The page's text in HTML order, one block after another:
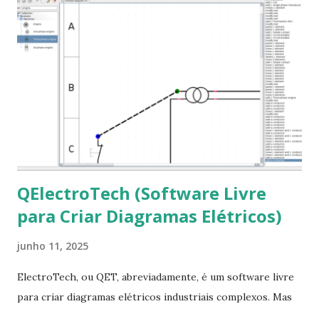
terminal e execute o comando: $ sudo apt-get install ttf-
mscorefonts-installer Leia os termos de uso e avance
clicando em “Ok” Agora aceite os termos de uso clicando
em “Sim” Pronto agora abra o LibreOffice e veja se as
fontes Times New Roman, Arial estão instaladas. Caso
ocorra algum erro ou precisa reinstalar, execute: $ sudo
apt-get install --reinstall ttf-mscorefonts-installer
QElectroTech (Software Livre
para Criar Diagramas Elétricos)
junho 11, 2025
ElectroTech, ou QET, abreviadamente, é um software livre
para criar diagramas elétricos industriais complexos. Mas